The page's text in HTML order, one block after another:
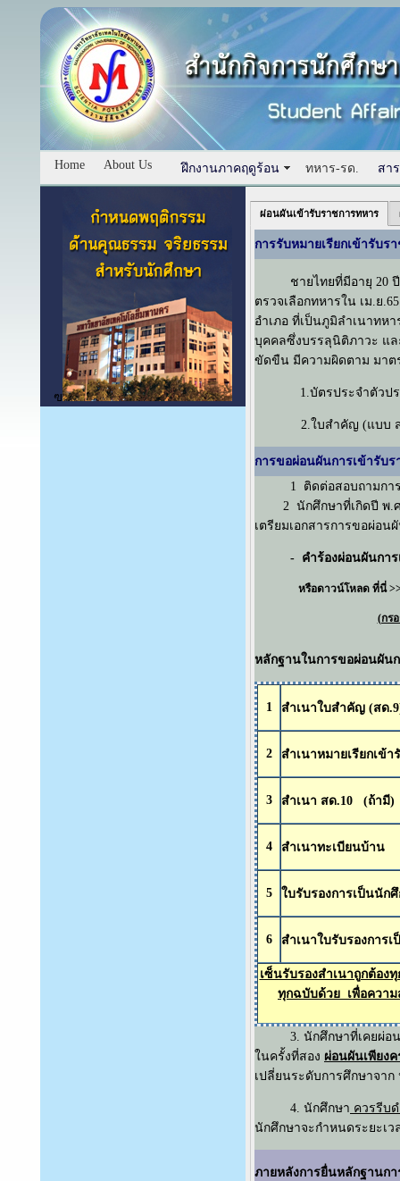
Home About Us ฝึกงานภาคฤดูร้อน ทหาร-รด. สา
ฃ
ผ่อนผันเข้ารับราชการทหาร
การรับหมายเรียกเข้ารับร
ชายไทยที่มีอายุ 20 ปี บ
ตรวจเลือกทหารใน เม.ย
อำเภอ ที่เป็นภูมิลำเนาทห
บุคคลซึ่งบรรลุนิติภาวะ แล
ขัดขืน มีความผิดตาม มาต
1.บัตรประจำตัวป
2.ใบสำคัญ (แบบ ส
การขอผ่อนผันการเข้ารับร
1 ติดต่อสอบถามการ
2 นักศึกษาที่เกิดปี พ.
เตรียมเอกสารการขอผ่อน
- คำร้องผ่อนผันกา
หรือดาวน์โหลด ที่นี่
(กร
หลักฐานในการขอผ่อนผัน
1 สำเนาใบสำคัญ (สด
2 สำเนาหมายเรียกเข้
3 สำเนา สด.10 (ถ้ามี)
4 สำเนาทะเบียนบ้าน
5 ใบรับรองการเป็นนัก
6 สำเนาใบรับรองการ
เซ็นรับรองสำเนาถูกต้อง
ทุกฉบับด้วย เพื่อความ
3. นักศึกษาที่เคยผ่อนผั
ในครั้งที่สอง ผ่อนผันเพียงค
เปลี่ยนระดับการศึกษาจา
4. นักศึกษา ควรรีบ
นักศึกษาจะกำหนดระยะเ
ภายหลังการยื่นหลักฐานก